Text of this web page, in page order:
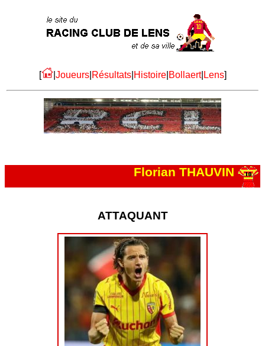
[ | Joueurs| Résultats| Histoire| Bollaert| Lens]
Florian THAUVIN
ATTAQUANT